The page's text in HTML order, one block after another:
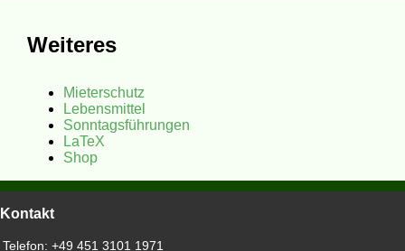
Weiteres
Mieterschutz
Lebensmittel
Sonntagsführungen
LaTeX
Shop
Kontakt
Telefon: +49 451 3101 1971